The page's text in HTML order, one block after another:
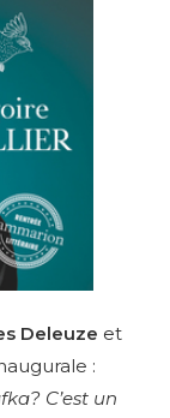
Deleuze et
:
C’est un